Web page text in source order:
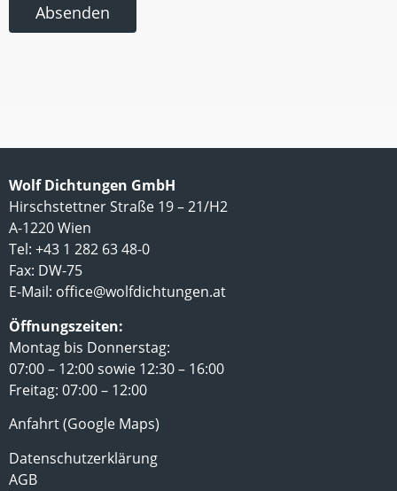
Absenden
Wolf Dichtungen GmbH
Hirschstettner Straße 19 – 21/H2
A-1220 Wien
Tel: +43 1 282 63 48-0
Fax: DW-75
E-Mail: office@wolfdichtungen.at
Öffnungszeiten:
Montag bis Donnerstag:
07:00 – 12:00 sowie 12:30 – 16:00
Freitag: 07:00 – 12:00
Anfahrt (Google Maps)
Datenschutzerklärung
AGB